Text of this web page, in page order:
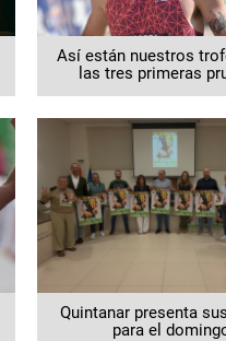
Así están nuestros
las tres primeras
Quintanar presenta
para el